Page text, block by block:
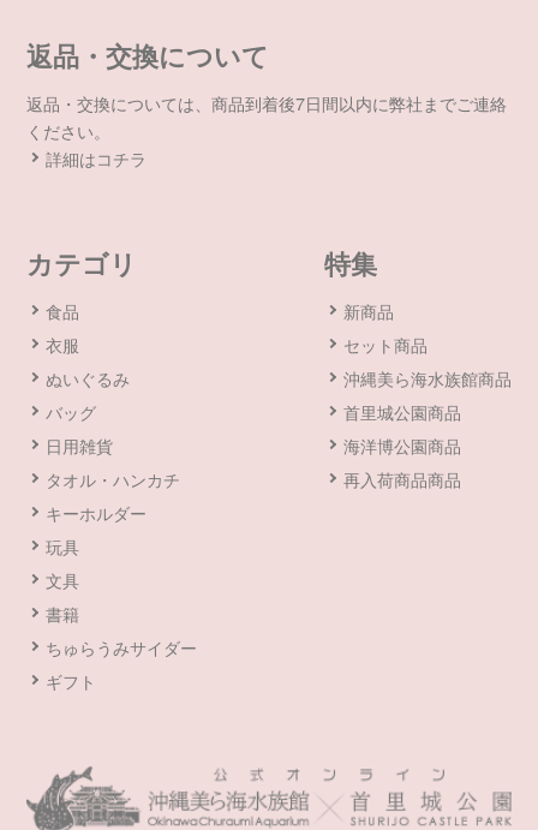
返品・交換について
返品・交換については、商品到着後7日間以内に弊社までご連絡
ください。
詳細はコチラ
カテゴリ
食品
衣服
ぬいぐるみ
バッグ
日用雑貨
タオル・ハンカチ
キーホルダー
玩具
文具
書籍
ちゅらうみサイダー
ギフト
特集
新商品
セット商品
沖縄美ら海水族館商品
首里城公園商品
海洋博公園商品
再入荷商品商品